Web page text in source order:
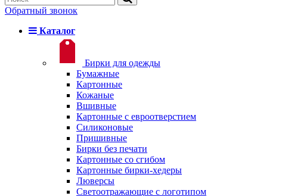
Обратный звонок
Каталог
Бирки для одежды
Бумажные
Картонные
Кожаные
Вшивные
Картонные с евроотверстием
Силиконовые
Пришивные
Бирки без печати
Картонные со сгибом
Картонные бирки-хедеры
Люверсы
Светоотражающие с логотипом